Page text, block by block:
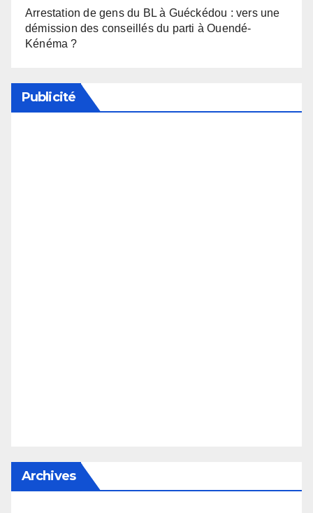
Arrestation de gens du BL à Guéckédou : vers une
démission des conseillés du parti à Ouendé-
Kénéma ?
Publicité
Archives